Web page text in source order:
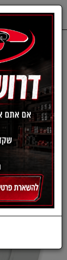
חלפים
סט
וורסו מ11